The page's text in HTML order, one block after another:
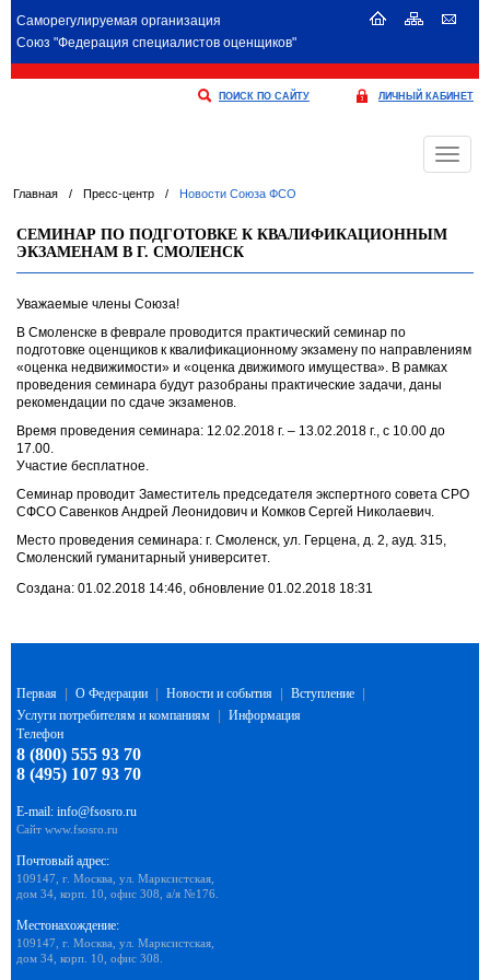
Саморегулируемая организация
Союз "Федерация специалистов оценщиков"
ПОИСК ПО САЙТУ ЛИЧНЫЙ КАБИНЕТ
Меню
Главная / Пресс-центр / Новости Союза ФСО
СЕМИНАР ПО ПОДГОТОВКЕ К КВАЛИФИКАЦИОННЫМ
ЭКЗАМЕНАМ В Г. СМОЛЕНСК
Уважаемые члены Союза!
В Смоленске в феврале проводится практический семинар по
подготовке оценщиков к квалификационному экзамену по направлениям
«оценка недвижимости» и «оценка движимого имущества». В рамках
проведения семинара будут разобраны практические задачи, даны
рекомендации по сдаче экзаменов.
Время проведения семинара: 12.02.2018 г. – 13.02.2018 г., с 10.00 до
17.00.
Участие бесплатное.
Семинар проводит Заместитель председателя экспертного совета СРО
СФСО Савенков Андрей Леонидович и Комков Сергей Николаевич.
Место проведения семинара: г. Смоленск, ул. Герцена, д. 2, ауд. 315,
Смоленский гуманитарный университет.
Создана: 01.02.2018 14:46, обновление 01.02.2018 18:31
Первая О Федерации Новости и события Вступление
Услуги потребителям и компаниям
Информация
Телефон
8 (800) 555 93 70
8 (495) 107 93 70
E-mail: info@fsosro.ru
Сайт www.fsosro.ru
Почтовый адрес:
109147, г. Москва, ул. Марксистская,
дом 34, корп. 10, офис 308, а/я №176.
Местонахождение:
109147, г. Москва, ул. Марксистская,
дом 34, корп. 10, офис 308.